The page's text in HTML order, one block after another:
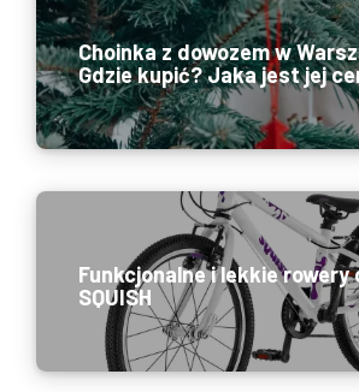
Choinka z dowozem w
Gdzie kupić? Jaka jest jej
Funkcjonalne i lekkie rowery
SQUISH